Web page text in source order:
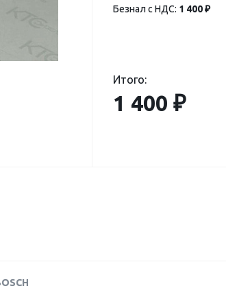
Безнал с НДС: 1 400 ₽
Итого:
1 400 ₽